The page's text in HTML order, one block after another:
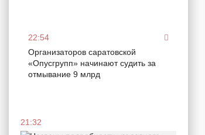
22:54
Организаторов саратовской
«Опусгрупп» начинают судить за
отмывание 9 млрд
21:32